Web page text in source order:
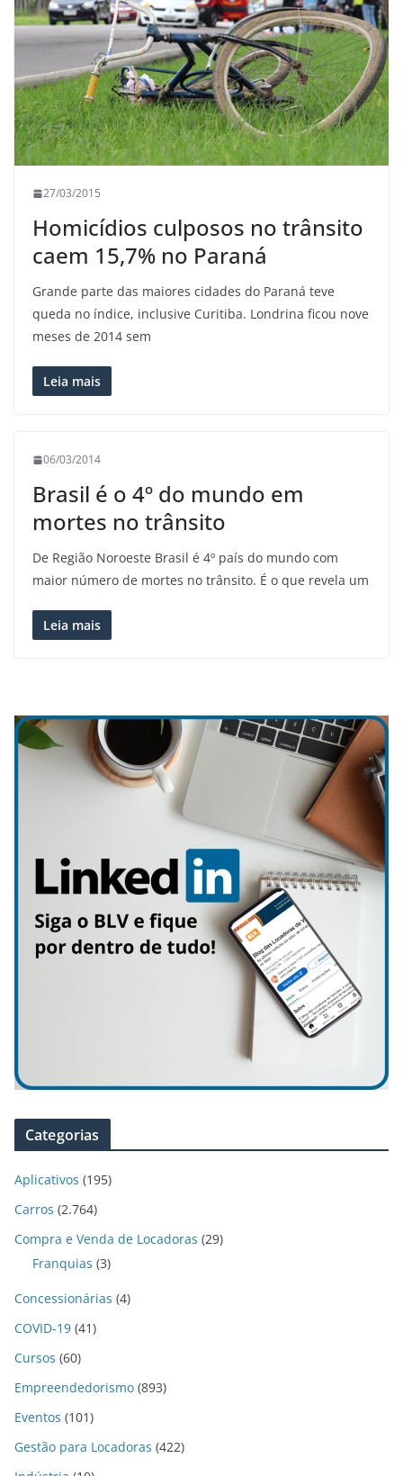
27/03/2015
Homicídios culposos no trânsito
caem 15,7% no Paraná
Grande parte das maiores cidades do Paraná teve
queda no índice, inclusive Curitiba. Londrina ficou nove
meses de 2014 sem
Leia mais
06/03/2014
Brasil é o 4º do mundo em
mortes no trânsito
De Região Noroeste Brasil é 4º país do mundo com
maior número de mortes no trânsito. É o que revela um
Leia mais
Categorias
Aplicativos (195)
Carros (2.764)
Compra e Venda de Locadoras (29)
Franquias (3)
Concessionárias (4)
COVID-19 (41)
Cursos (60)
Empreendedorismo (893)
Eventos (101)
Gestão para Locadoras (422)